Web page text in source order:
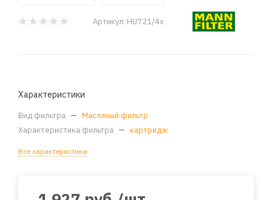
Артикул: HU721/4x
Характеристики
Вид фильтра — Масляный фильтр
Характеристика фильтра — картридж
Все характеристики